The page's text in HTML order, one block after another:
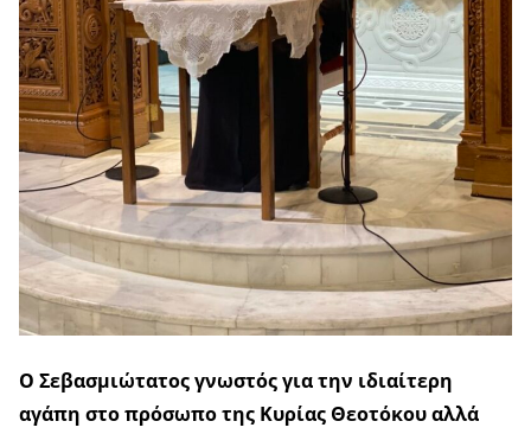
Ο Σεβασμιώτατος γνωστός για την ιδιαίτερη
αγάπη στο πρόσωπο της Κυρίας Θεοτόκου αλλά